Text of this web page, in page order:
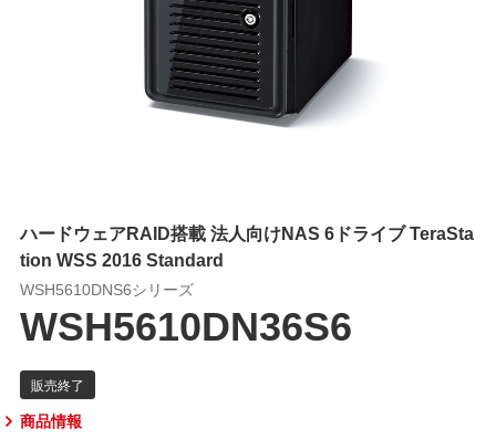
ハードウェアRAID搭載 法人向けNAS 6ドライブ TeraSta
tion WSS 2016 Standard
WSH5610DNS6シリーズ
WSH5610DN36S6
商品情報